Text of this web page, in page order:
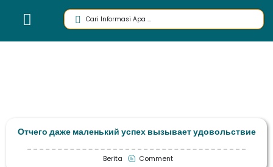
Отчего даже маленький успех вызывает удовольствие
Berita Comment